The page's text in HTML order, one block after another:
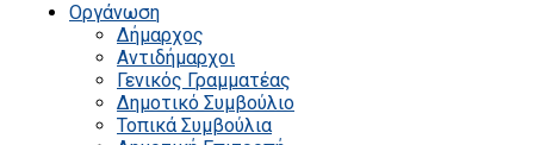
Οργάνωση
Δήμαρχος
Αντιδήμαρχοι
Γενικός Γραμματέας
Δημοτικό Συμβούλιο
Τοπικά Συμβούλια